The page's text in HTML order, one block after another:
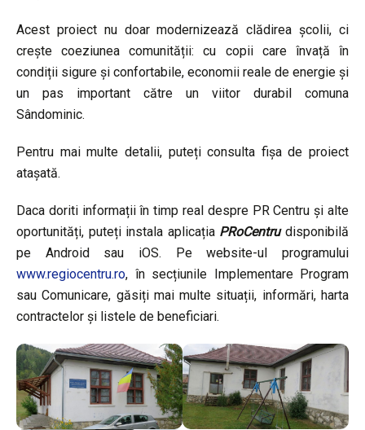
Acest proiect nu doar modernizează clădirea școlii, ci
crește coeziunea comunității: cu copii care învață în
condiții sigure și confortabile, economii reale de energie și
un pas important către un viitor durabil comuna
Sândominic.
Pentru mai multe detalii, puteți consulta fișa de proiect
atașată.
Daca doriti informații în timp real despre PR Centru și alte
oportunități, puteți instala aplicația PRoCentrudisponibilă
pe Android sau iOS. Pe website-ul programului
www.regiocentru.ro, în secțiunile Implementare Program
sau Comunicare, găsiți mai multe situații, informări, harta
contractelor și listele de beneficiari.